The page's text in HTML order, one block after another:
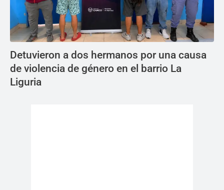
Detuvieron a dos hermanos por una causa
de violencia de género en el barrio La
Liguria